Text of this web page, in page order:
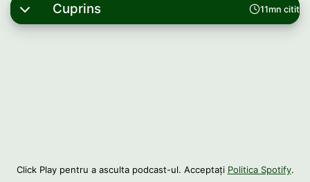
11mn citit
Cuprins
Click Play pentru a asculta podcast-ul. Acceptați Politica Spotify.